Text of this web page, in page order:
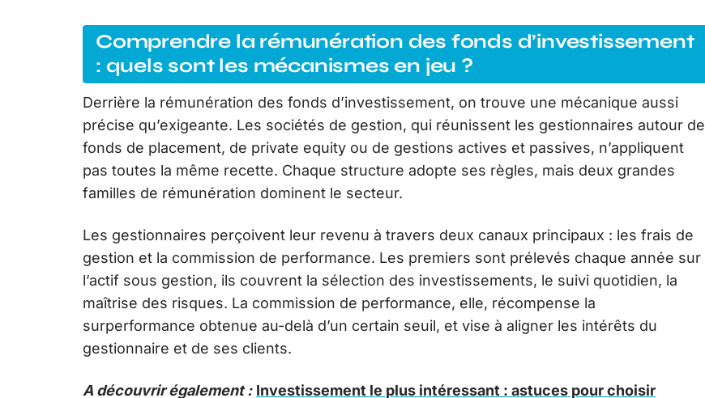
Comprendre la rémunération des fonds d’investissement
: quels sont les mécanismes en jeu ?
Derrière la rémunération des fonds d’investissement, on trouve une mécanique aussi
précise qu’exigeante. Les sociétés de gestion, qui réunissent les gestionnaires autour de
fonds de placement, de private equity ou de gestions actives et passives, n’appliquent
pas toutes la même recette. Chaque structure adopte ses règles, mais deux grandes
familles de rémunération dominent le secteur.
Les gestionnaires perçoivent leur revenu à travers deux canaux principaux : les frais de
gestion et la commission de performance. Les premiers sont prélevés chaque année sur
l’actif sous gestion, ils couvrent la sélection des investissements, le suivi quotidien, la
maîtrise des risques. La commission de performance, elle, récompense la
surperformance obtenue au-delà d’un certain seuil, et vise à aligner les intérêts du
gestionnaire et de ses clients.
A découvrir également : Investissement le plus intéressant : astuces pour choisir